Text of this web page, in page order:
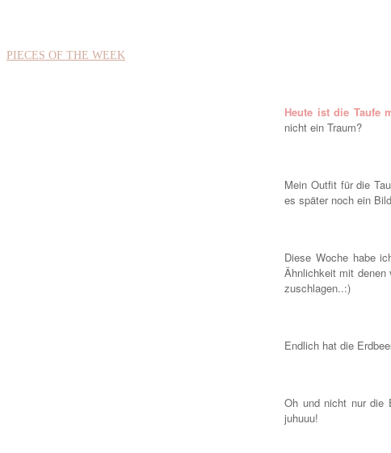
PIECES OF THE WEEK
Heute ist die Taufe
nicht ein Traum?
Mein Outfit für die
es später noch ein
Diese Woche habe
Ähnlichkeit mit
zuschlagen..:)
Endlich hat die
Oh und nicht nur die
juhuuu!